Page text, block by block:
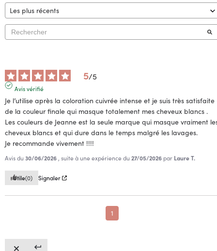
5/5
Avis vérifié
Je l’utilise après la coloration cuivrée intense et je suis très satisfaite
de la couleur finale qui masque totalement mes cheveux blancs .
Les couleurs de Jeanne est la seule marque qui masque vraiment
cheveux blancs et qui dure dans le temps malgré les lavages.
Je recommande vivement !!!!
Avis du 30/06/2026 , suite à une expérience du 27/05/2026 par Laure T.
Utile(0) Signaler
1